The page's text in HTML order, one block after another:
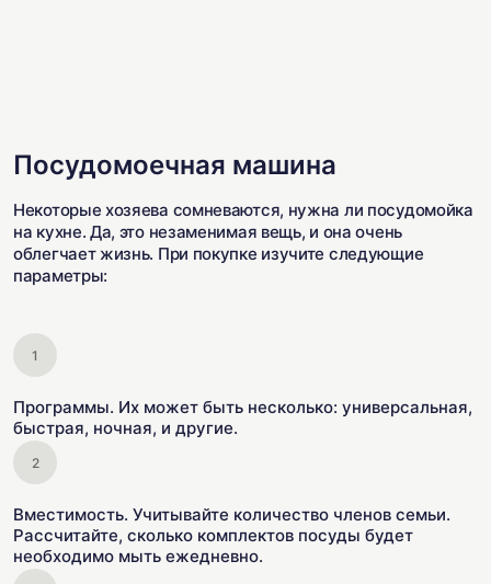
Посудомоечная машина
Некоторые хозяева сомневаются, нужна ли посудомойка
на кухне. Да, это незаменимая вещь, и она очень
облегчает жизнь. При покупке изучите следующие
параметры:
Программы. Их может быть несколько: универсальная,
быстрая, ночная, и другие.
Вместимость. Учитывайте количество членов семьи.
Рассчитайте, сколько комплектов посуды будет
необходимо мыть ежедневно.